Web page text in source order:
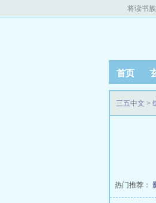
将读书
首页
三五中文 >
热门推荐：